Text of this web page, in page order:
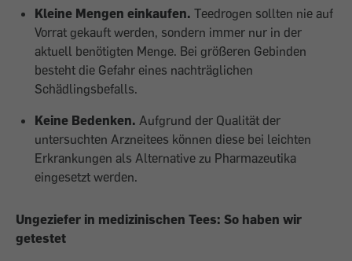
Kleine Mengen einkaufen. Teedrogen sollten nie auf
Vorrat gekauft werden, sondern immer nur in der
aktuell benötigten Menge. Bei größeren Gebinden
besteht die Gefahr eines nachträglichen
Schädlingsbefalls.
Keine Bedenken. Aufgrund der Qualität der
untersuchten Arzneitees können diese bei leichten
Erkrankungen als Alternative zu Pharmazeutika
eingesetzt werden.
Ungeziefer in medizinischen Tees: So haben wir
getestet